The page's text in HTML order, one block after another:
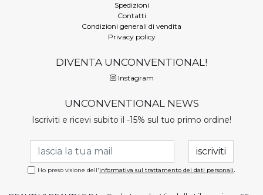
Spedizioni
Contatti
Condizioni generali di vendita
Privacy policy
DIVENTA UNCONVENTIONAL!
Instagram
UNCONVENTIONAL NEWS
Iscriviti e ricevi subito il -15% sul tuo primo ordine!
Ho preso visione dell'informativa sul trattamento dei dati personali.